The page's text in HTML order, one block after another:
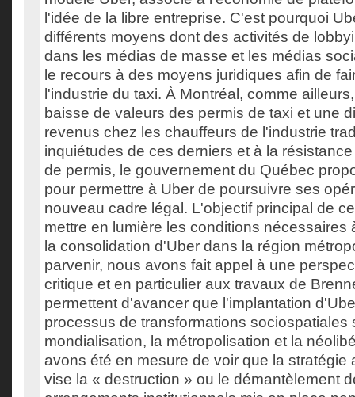
l'idée de la libre entreprise. C'est pourquoi
différents moyens dont des activités de
dans les médias de masse et les médias
le recours à des moyens juridiques afin de
l'industrie du taxi. À Montréal, comme
baisse de valeurs des permis de taxi et une
revenus chez les chauffeurs de l'industrie
inquiétudes de ces derniers et à la
de permis, le gouvernement du Québec
pour permettre à Uber de poursuivre ses
nouveau cadre légal. L'objectif principal de
mettre en lumière les conditions nécessaires
la consolidation d'Uber dans la région
parvenir, nous avons fait appel à une
critique et en particulier aux travaux de
permettent d'avancer que l'implantation
processus de transformations sociospatiales
mondialisation, la métropolisation et la
avons été en mesure de voir que la stratégie
vise la « destruction » ou le démantèlement